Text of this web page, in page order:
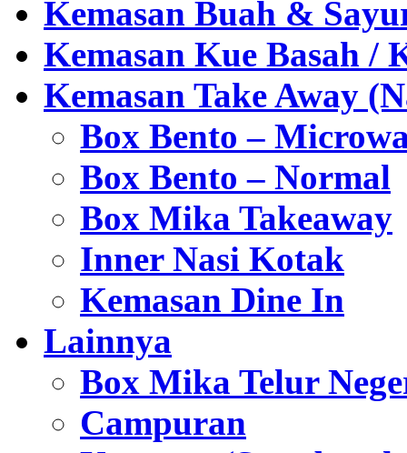
Kemasan Buah &
Kemasan Kue Basah /
Kemasan Take Away
Box Bento –
Box Bento – Normal
Box Mika Takeaway
Inner Nasi Kotak
Kemasan Dine In
Lainnya
Box Mika Telur
Campuran